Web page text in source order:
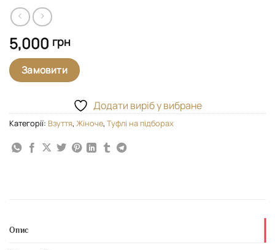
5,000 грн
Замовити
Додати виріб у вибране
Категорії: Взуття, Жіноче, Туфлі на підборах
Опис